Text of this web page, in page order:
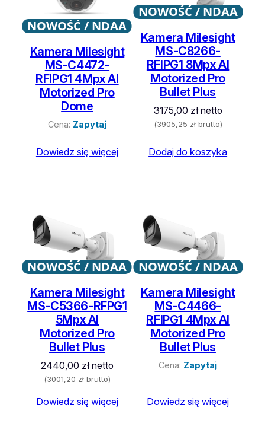
NOWOŚĆ / NDAA
Kamera Milesight
MS-C4472-
RFIPG1 4Mpx AI
Motorized Pro
Dome
Cena: Zapytaj
Dowiedz się więcej
NOWOŚĆ / NDAA
Kamera Milesight
MS-C8266-
RFIPG1 8Mpx AI
Motorized Pro
Bullet Plus
3175,00 złnetto
(3905,25 złbrutto)
Dodaj do koszyka
NOWOŚĆ / NDAA
Kamera Milesight
MS-C5366-RFPG1
5Mpx AI
Motorized Pro
Bullet Plus
2440,00 złnetto
(3001,20 złbrutto)
Dowiedz się więcej
NOWOŚĆ / NDAA
Kamera Milesight
MS-C4466-
RFIPG1 4Mpx AI
Motorized Pro
Bullet Plus
Cena: Zapytaj
Dowiedz się więcej